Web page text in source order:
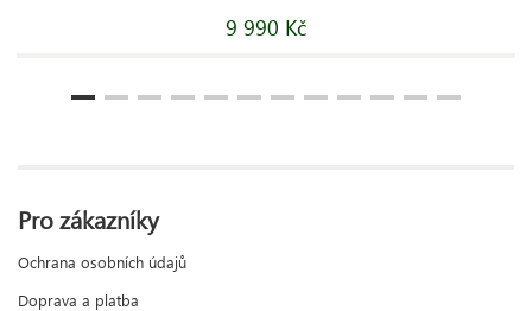
9 990 Kč
Pro zákazníky
Ochrana osobních údajů
Doprava a platba